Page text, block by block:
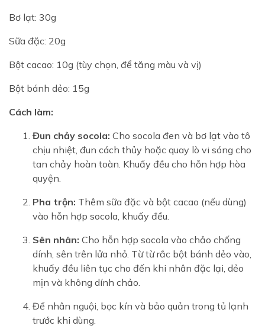
Bơ lạt: 30g
Sữa đặc: 20g
Bột cacao: 10g (tùy chọn, để tăng màu và vị)
Bột bánh dẻo: 15g
Cách làm:
Đun chảy socola: Cho socola đen và bơ lạt vào tô
chịu nhiệt, đun cách thủy hoặc quay lò vi sóng cho
tan chảy hoàn toàn. Khuấy đều cho hỗn hợp hòa
quyện.
Pha trộn: Thêm sữa đặc và bột cacao (nếu dùng)
vào hỗn hợp socola, khuấy đều.
Sên nhân: Cho hỗn hợp socola vào chảo chống
dính, sên trên lửa nhỏ. Từ từ rắc bột bánh dẻo vào,
khuấy đều liên tục cho đến khi nhân đặc lại, dẻo
mịn và không dính chảo.
Để nhân nguội, bọc kín và bảo quản trong tủ lạnh
trước khi dùng.